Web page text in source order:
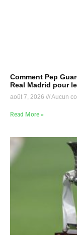
Comment Pep
Real Madrid pour
août 7, 2026 Aucun
Read More »